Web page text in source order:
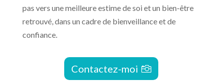
pas vers une meilleure estime de soi et un bien-être
retrouvé, dans un cadre de bienveillance et de
confiance.
Contactez-moi